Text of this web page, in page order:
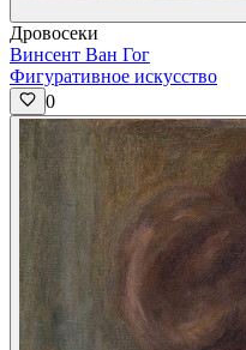
Дровосеки
Винсент Ван Гог
Фигуративное искусство
0